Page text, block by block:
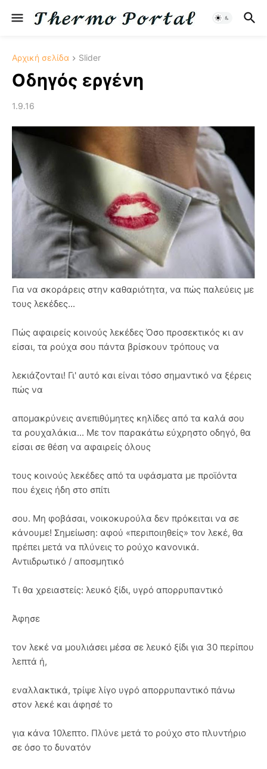
Αρχική σελίδα Slider
Οδηγός εργένη
1.9.16
Για να σκοράρεις στην καθαριότητα, να πώς παλεύεις με
τους λεκέδες...
Πώς αφαιρείς κοινούς λεκέδες Όσο προσεκτικός κι αν
είσαι, τα ρούχα σου πάντα βρίσκουν τρόπους να
λεκιάζονται! Γι' αυτό και είναι τόσο σημαντικό να ξέρεις
πώς να
απομακρύνεις ανεπιθύμητες κηλίδες από τα καλά σου
τα ρουχαλάκια... Με τον παρακάτω εύχρηστο οδηγό, θα
είσαι σε θέση να αφαιρείς όλους
τους κοινούς λεκέδες από τα υφάσματα με προϊόντα
που έχεις ήδη στο σπίτι
σου. Μη φοβάσαι, νοικοκυρούλα δεν πρόκειται να σε
κάνουμε! Σημείωση: αφού «περιποιηθείς» τον λεκέ, θα
πρέπει μετά να πλύνεις το ρούχο κανονικά.
Αντιιδρωτικό / αποσμητικό
Τι θα χρειαστείς: λευκό ξίδι, υγρό απορρυπαντικό
Άφησε
τον λεκέ να μουλιάσει μέσα σε λευκό ξίδι για 30 περίπου
λεπτά ή,
εναλλακτικά, τρίψε λίγο υγρό απορρυπαντικό πάνω
στον λεκέ και άφησέ το
για κάνα 10λεπτο. Πλύνε μετά το ρούχο στο πλυντήριο
σε όσο το δυνατόν